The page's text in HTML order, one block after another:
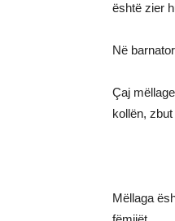
është zier
Në
Çaj
kollën,
Mëllaga